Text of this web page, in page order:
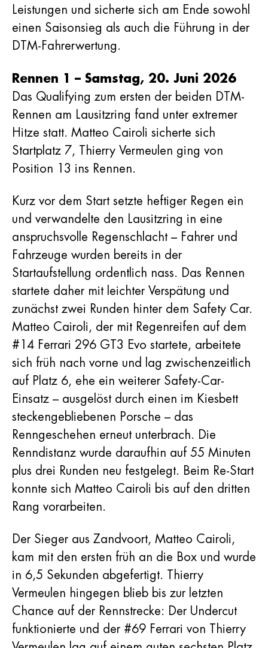
Leistungen und sicherte sich am Ende sowohl
einen Saisonsieg als auch die Führung in der
DTM-Fahrerwertung.
Rennen 1 – Samstag, 20. Juni 2026
Das Qualifying zum ersten der beiden DTM-
Rennen am Lausitzring fand unter extremer
Hitze statt. Matteo Cairoli sicherte sich
Startplatz 7, Thierry Vermeulen ging von
Position 13 ins Rennen.
Kurz vor dem Start setzte heftiger Regen ein
und verwandelte den Lausitzring in eine
anspruchsvolle Regenschlacht – Fahrer und
Fahrzeuge wurden bereits in der
Startaufstellung ordentlich nass. Das Rennen
startete daher mit leichter Verspätung und
zunächst zwei Runden hinter dem Safety Car.
Matteo Cairoli, der mit Regenreifen auf dem
#14 Ferrari 296 GT3 Evo startete, arbeitete
sich früh nach vorne und lag zwischenzeitlich
auf Platz 6, ehe ein weiterer Safety-Car-
Einsatz – ausgelöst durch einen im Kiesbett
steckengebliebenen Porsche – das
Renngeschehen erneut unterbrach. Die
Renndistanz wurde daraufhin auf 55 Minuten
plus drei Runden neu festgelegt. Beim Re-Start
konnte sich Matteo Cairoli bis auf den dritten
Rang vorarbeiten.
Der Sieger aus Zandvoort, Matteo Cairoli,
kam mit den ersten früh an die Box und wurde
in 6,5 Sekunden abgefertigt. Thierry
Vermeulen hingegen blieb bis zur letzten
Chance auf der Rennstrecke: Der Undercut
funktionierte und der #69 Ferrari von Thierry